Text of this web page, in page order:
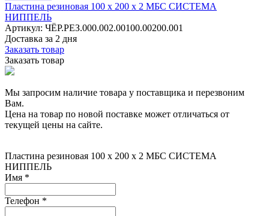
Пластина резиновая 100 x 200 х 2 МБС СИСТЕМА
НИППЕЛЬ
Артикул: ЧЁР.РЕЗ.000.002.00100.00200.001
Доставка за 2 дня
Заказать товар
Заказать товар
Мы запросим наличие товара у поставщика и перезвоним
Вам.
Цена на товар по новой поставке может отличаться от
текущей цены на сайте.
Пластина резиновая 100 x 200 х 2 МБС СИСТЕМА
НИППЕЛЬ
Имя *
Телефон *